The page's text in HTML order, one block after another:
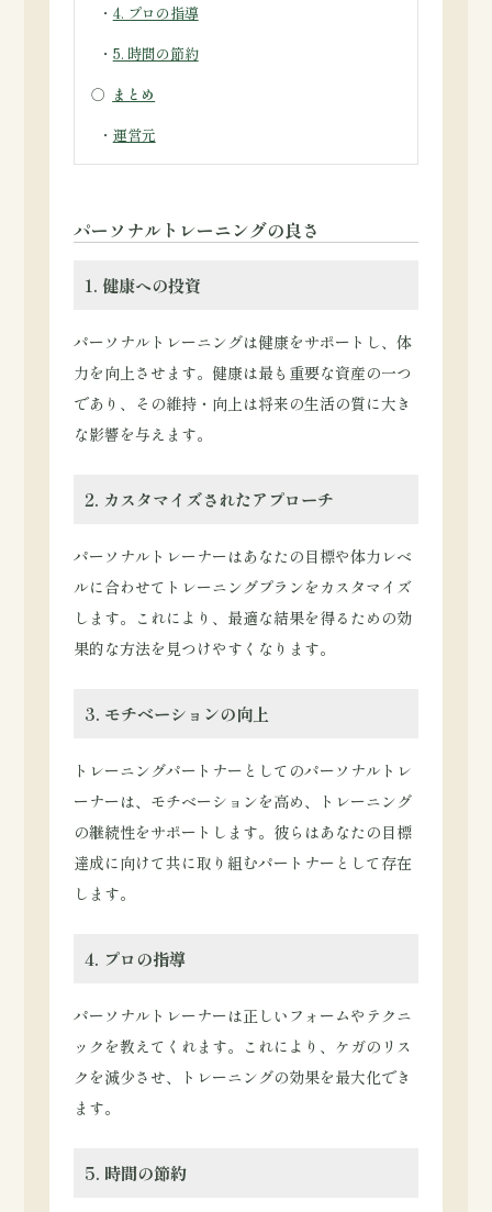
・ 4. プロの指導
・ 5. 時間の節約
○ まとめ
・ 運営元
パーソナルトレーニングの良さ
1. 健康への投資
パーソナルトレーニングは健康をサポートし、体
力を向上させます。健康は最も重要な資産の一つ
であり、その維持・向上は将来の生活の質に大き
な影響を与えます。
2. カスタマイズされたアプローチ
パーソナルトレーナーはあなたの目標や体力レベ
ルに合わせてトレーニングプランをカスタマイズ
します。これにより、最適な結果を得るための効
果的な方法を見つけやすくなります。
3. モチベーションの向上
トレーニングパートナーとしてのパーソナルトレ
ーナーは、モチベーションを高め、トレーニング
の継続性をサポートします。彼らはあなたの目標
達成に向けて共に取り組むパートナーとして存在
します。
4. プロの指導
パーソナルトレーナーは正しいフォームやテクニ
ックを教えてくれます。これにより、ケガのリス
クを減少させ、トレーニングの効果を最大化でき
ます。
5. 時間の節約